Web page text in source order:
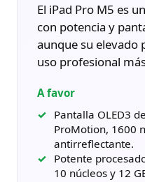
El iPad Pro M5 es
con potencia y
aunque su elevado
uso profesional
A favor
Pantalla OLED3
ProMotion, 1600
antirreflectante.
Potente
10 núcleos y 12